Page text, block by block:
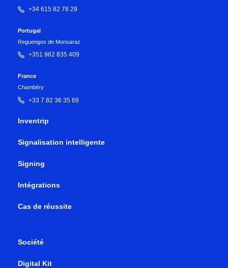
+34 615 82 78 29
Portugal
Reguengos de Monsaraz
+351 962 835 409
France
Chambéry
+33 7 82 36 35 69
Inventrip
Signalisation intelligente
Signing
Intégrations
Cas de réussite
Société
Digital Kit